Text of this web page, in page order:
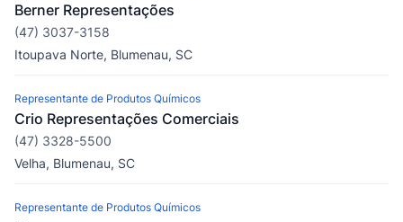
Berner Representações
(47) 3037-3158
Itoupava Norte, Blumenau, SC
Representante de Produtos Químicos
Crio Representações Comerciais
(47) 3328-5500
Velha, Blumenau, SC
Representante de Produtos Químicos